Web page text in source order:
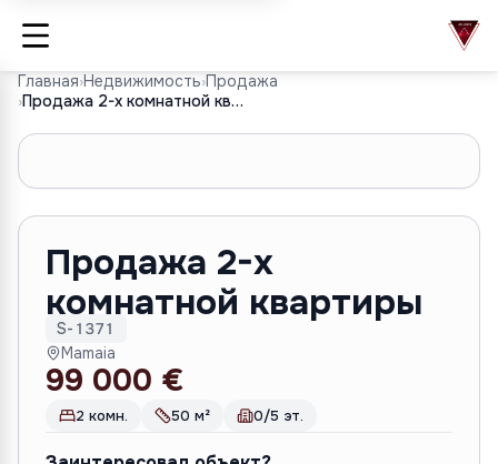
Главная›Недвижимость›Продажа
›
Продажа 2-х комнатной квартиры
1/8
Продажа 2-х
комнатной квартиры
S-1371
Mamaia
99 000 €
2 комн. 50 м² 0/5 эт.